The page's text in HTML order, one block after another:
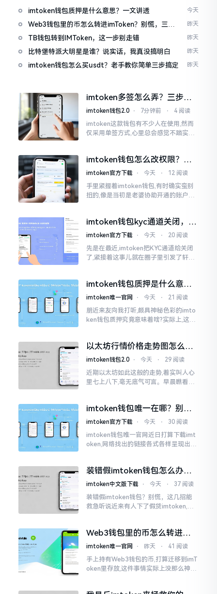
imtoken钱包质押是什么意思？一文讲透 今天
Web3钱包里的币怎么转进imToken？别慌，三步
搞定
昨天
TB钱包转到IMToken，这一步别走错 昨天
比特堡特派大明星是谁？说实话，我真没搞明白 昨天
imtoken钱包怎么买usdt？老手教你简单三步搞定 昨天
imtoken多签怎么弄？三步搞
定，资产更安全
imtoken钱包2.0 ⋅ 7分钟前 ⋅ 4 阅读
imtoken这款钱包有不少人在使用,然而
仅采用单签方式,心里总会感觉不踏实。
上就是给资产增添一道保障
imtoken钱包怎么改权限？老
用户手把手教你换主人
imtoken官方下载 ⋅ 今天 ⋅ 12 阅读
手里紧握着imtoken钱包,有时确实蛮别
扭的,像是当初是老婆协助开通的账户呢,
imtoken钱包kyc通道关闭，你
的资产咋办？
imtoken官方下载 ⋅ 今天 ⋅ 20 阅读
先是在最近,imtoken把KYC通道给关闭
了,紧接着这事儿就在圈子里引发了轩然
imtoken钱包质押是什么意
思？一文讲透
imtoken唯一官网 ⋅ 今天 ⋅ 21 阅读
朋近来友向我打听,颇具神秘色彩的imto
ken钱包质押究竟意味着啥?实际上,这一
以太坊行情价格走势图怎么看
才不亏钱
imtoken钱包2.0 ⋅ 今天 ⋅ 29 阅读
近期以太坊如此这般的走势,着实叫人心
里七上八下,毫无底气可言。早晨瞧看之
得让人心里直冒慌意。
imtoken钱包唯一在哪？别乱
点，小心假网站
imtoken官方下载 ⋅ 今天 ⋅ 30 阅读
imtoken钱包唯一官网近日打算下载imt
oken,网络找出的链接各式各样呈现出乱
直忐忑不安。我折腾了好些日子
装错假imtoken钱包怎么办？
别慌，快卸载，这几招能救急
imtoken中文版下载 ⋅ 今天 ⋅ 37 阅读
装错假imtoken钱包？别慌，这几招能
救急听说近来有人下了假货imtoken,心
是陷阱。
Web3钱包里的币怎么转进
imToken？别慌，三步搞定
imtoken唯一官网 ⋅ 昨天 ⋅ 41 阅读
手上持有Web3钱包的币,打算迁移到imT
oken里存放,这件事情实际上没那么神秘